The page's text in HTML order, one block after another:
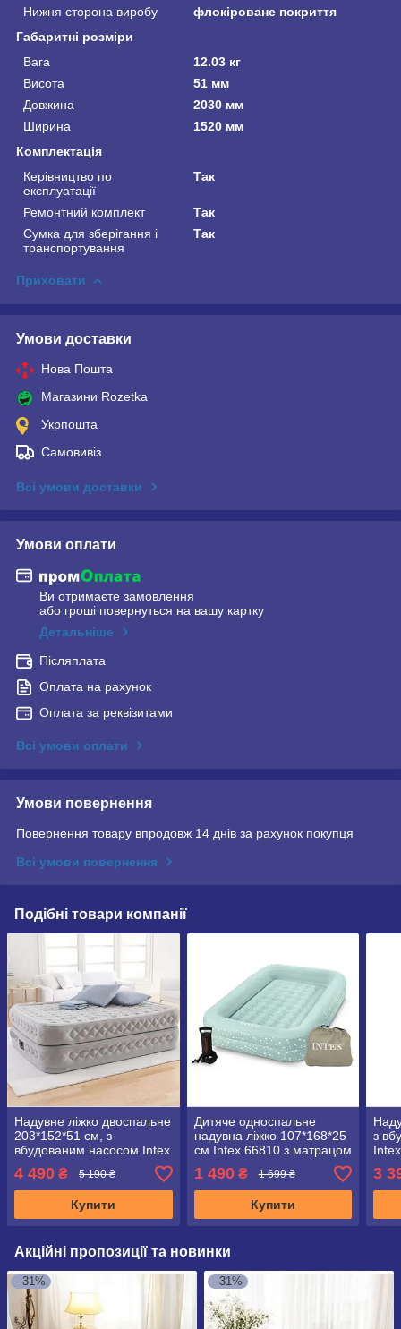
Нижня сторона виробу
флокіроване покриття
Габаритні розміри
Вага
12.03 кг
Висота
51 мм
Довжина
2030 мм
Ширина
1520 мм
Комплектація
Керівництво по
експлуатації
Так
Ремонтний комплект
Так
Сумка для зберігання і
транспортування
Так
Приховати
Умови доставки
Нова Пошта
Магазини Rozetka
Укрпошта
Самовивіз
Всі умови доставки
Умови оплати
Ви отримаєте замовлення
або гроші повернуться на вашу картку
Детальніше
Післяплата
Оплата на рахунок
Оплата за реквізитами
Всі умови оплати
Умови повернення
Повернення товару впродовж 14 днів за рахунок покупця
Всі умови повернення
Подібні товари компанії
Надувне ліжко двоспальне
203*152*51 см, з
вбудованим насосом Intex
4 490 ₴ 5 190 ₴
Купити
Дитяче односпальне
надувна ліжко 107*168*25
см Іntex 66810 з матрацом
1 490₴ 1 699 ₴
Купити
з
см
3
Акційні пропозиції та новинки
–31% –31%